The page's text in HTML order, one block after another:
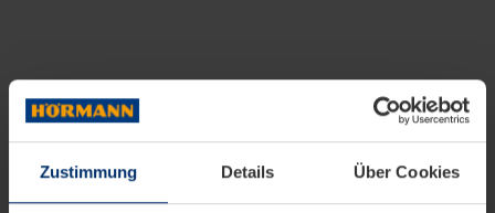
Zustimmung Details Über Cookies